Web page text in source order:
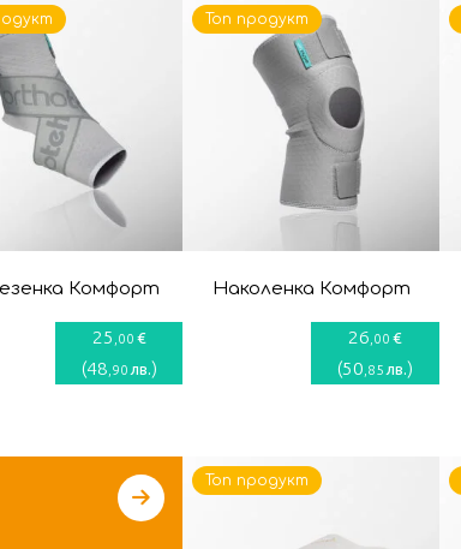
Комфорт
25 ,00 €
(48 ,90 лв.)
Наколенка Комфорт
26 ,00 €
(50 ,85 лв.)
Топ продукт
Топ продукт